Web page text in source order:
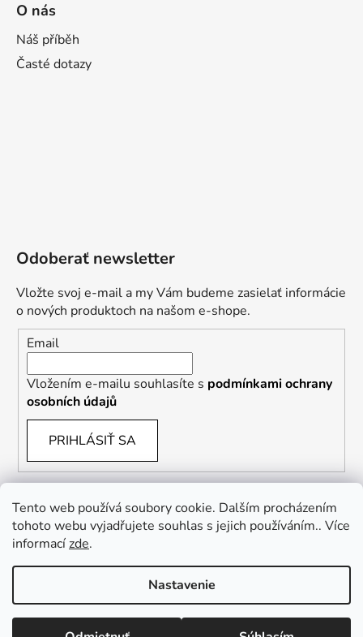
Tento web používá soubory cookie. Dalším procházením
tohoto webu vyjadřujete souhlas s jejich používáním.. Více
informacízde.
Nastavenie
O nás
Náš příběh
Časté dotazy
Odoberať newsletter
Vložte svoj e-mail a my Vám budeme zasielať informácie
o nových produktoch na našom e-shope.
Email
Vložením e-mailu souhlasíte s podmínkami ochrany
osobních údajů
PRIHLÁSIŤ SA
Vrácení zboží a reklamace Kontaktní formulář
Vytvoril Shoptet